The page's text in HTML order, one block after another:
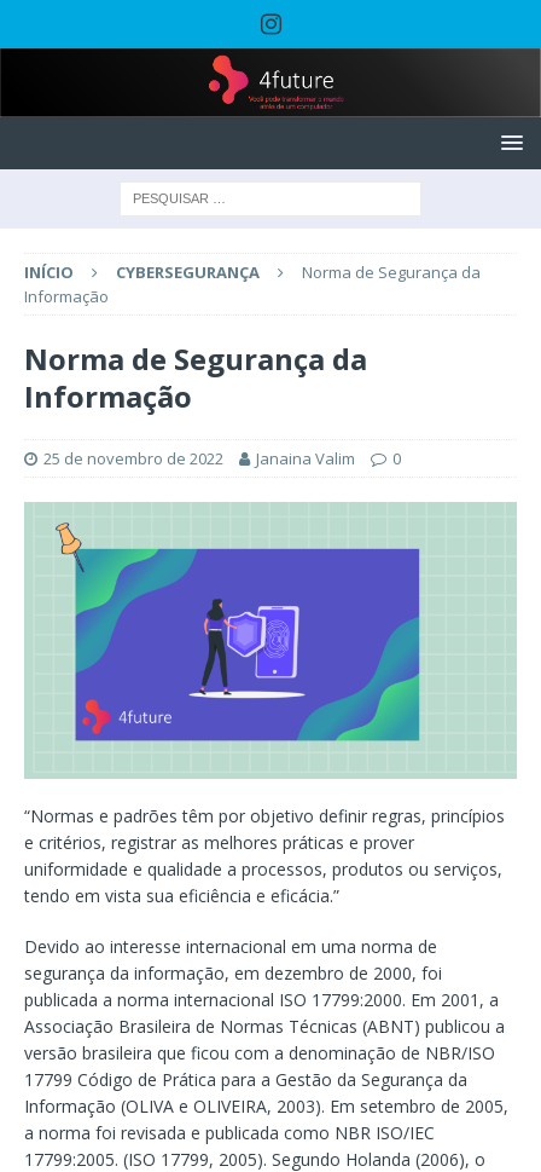
INÍCIO CYBERSEGURANÇA
Norma de Segurança da
Informação
Norma de Segurança da
Informação
25 de novembro de 2022 Janaina Valim 0
“Normas e padrões têm por objetivo definir regras, princípios
e critérios, registrar as melhores práticas e prover
uniformidade e qualidade a processos, produtos ou serviços,
tendo em vista sua eficiência e eficácia.”
Devido ao interesse internacional em uma norma de
segurança da informação, em dezembro de 2000, foi
publicada a norma internacional ISO 17799:2000. Em 2001, a
Associação Brasileira de Normas Técnicas (ABNT) publicou a
versão brasileira que ficou com a denominação de NBR/ISO
17799 Código de Prática para a Gestão da Segurança da
Informação (OLIVA e OLIVEIRA, 2003). Em setembro de 2005,
a norma foi revisada e publicada como NBR ISO/IEC
17799:2005. (ISO 17799, 2005). Segundo Holanda (2006), o